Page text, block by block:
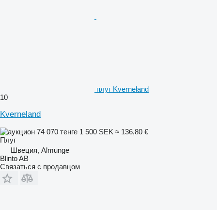
плуг Kverneland
10
Kverneland
74 070 тенге 1 500 SEK ≈ 136,80 €
Плуг
Швеция, Almunge
Blinto AB
Связаться с продавцом